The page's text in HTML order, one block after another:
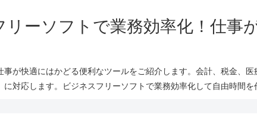
リーソフトで業務効率化！仕事
が快適にはかどる便利なツールをご紹介します。会計、税金、
に対応します。ビジネスフリーソフトで業務効率化して自由時間を